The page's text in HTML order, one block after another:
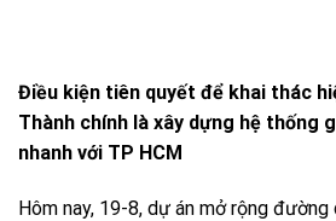
Điều kiện tiên quyết để khai thác
Thành chính là xây dựng hệ thống
nhanh với TP HCM
Hôm nay, 19-8, dự án mở rộng